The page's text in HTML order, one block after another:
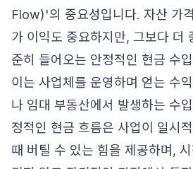
Flow)'의 중요성입니다. 자산 가
가 이익도 중요하지만, 그보다 더
준히 들어오는 안정적인 현금 수
이는 사업체를 운영하며 얻는 수
나 임대 부동산에서 발생하는 수
정적인 현금 흐름은 사업이 일시
때 버틸 수 있는 힘을 제공하며,